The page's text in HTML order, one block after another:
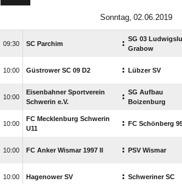
 
 SC Parchim : SG 03
Grabow
 Güstrower SC 09 D2 : Lübzer SV

Eisenbahner Sportverein
Schwerin e.V.
: SG Aufbau
Boizenburg

FC Mecklenburg Schwerin
U11
: FC Schönberg
 FC Anker Wismar 1997 II : PSV Wismar
 Hagenower SV : Schweriner SC